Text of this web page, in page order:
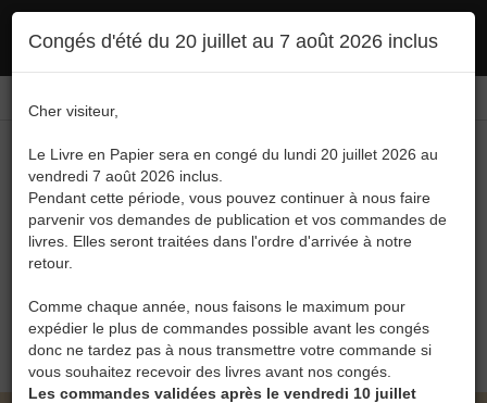
l'utilisation :politique en matière de confidentialité Accepter
Congés d'été du 20 juillet au 7 août 2026 inclus
Cher visiteur,
Le Livre en Papier sera en congé du lundi 20 juillet 2026 au
vendredi 7 août 2026 inclus.
Pendant cette période, vous pouvez continuer à nous faire
parvenir vos demandes de publication et vos commandes de
livres. Elles seront traitées dans l'ordre d'arrivée à notre
retour.
Comme chaque année, nous faisons le maximum pour
expédier le plus de commandes possible avant les congés
donc ne tardez pas à nous transmettre votre commande si
vous souhaitez recevoir des livres avant nos congés.
Les commandes validées après le vendredi 10 juillet
Menu
0